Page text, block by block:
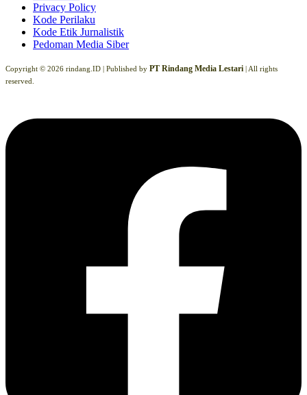
Privacy Policy
Kode Perilaku
Kode Etik Jurnalistik
Pedoman Media Siber
Copyright © 2026 rindang.ID | Published by PT Rindang Media Lestari | All rights
reserved.